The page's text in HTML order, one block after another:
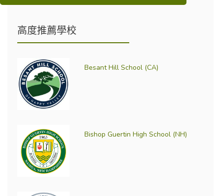
高度推薦學校
Besant Hill School (CA)
Bishop Guertin High School (NH)